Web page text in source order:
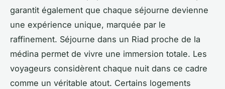
garantit également que chaque séjourne devienne
une expérience unique, marquée par le
raffinement. Séjourne dans un Riad proche de la
médina permet de vivre une immersion totale. Les
voyageurs considèrent chaque nuit dans ce cadre
comme un véritable atout. Certains logements